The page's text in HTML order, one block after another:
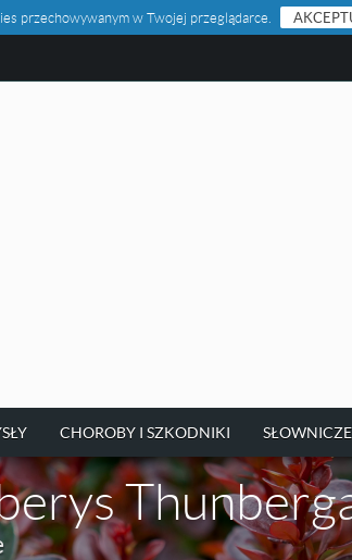
przechowywanym w Twojej przeglądarce.
CHOROBY I SZKODNIKI